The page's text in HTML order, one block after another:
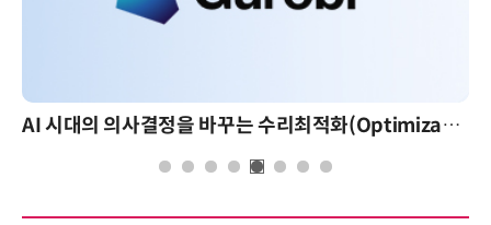
AI 시대의 의사결정을 바꾸는 수리최적화(Optimization): 실제 산업 적용 사례와 활용 전략